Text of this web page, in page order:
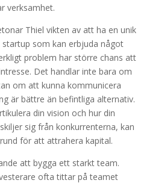
verksamhet.
Thiel vikten av att ha en unik
startup som kan erbjuda något
problem har större chans att
Det handlar inte bara om
om att kunna kommunicera
är bättre än befintliga alternativ.
din vision och hur din
sig från konkurrenterna, kan
för att attrahera kapital.
att bygga ett starkt team.
ofta tittar på teamet